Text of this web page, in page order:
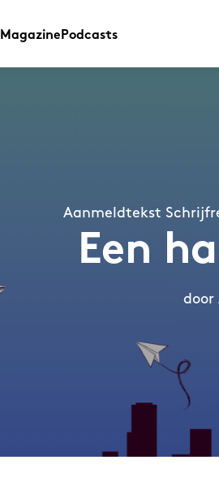
MagazinePodcasts
Aanmeldtekst
Een
door